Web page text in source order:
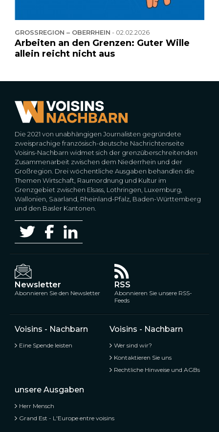
GROSSREGION – OBERRHEIN - 02.02.2026
Arbeiten an den Grenzen: Guter Wille
allein reicht nicht aus
Die 2021 von unabhängigen Journalisten gegründete
zweisprachige französisch-deutsche Nachrichtenseite
Voisins-Nachbarn widmet sich der grenzüberschreitenden
Zusammenarbeit zwischen dem Niederrhein und der
Großregion. Drei wöchentliche Ausgaben behandlen die
Themen Wirtschaft, Raumordnung und Kultur im
Grenzgebiet zwischen Elsass, Lothringen, Luxemburg,
Wallonien, Saarland, Rheinland-Pfalz, Baden-Württemberg
und den Basler Kantonen.
Newsletter
Abonnieren Sie den Newsletter
RSS
Abonnieren Sie unsere RSS-
Feeds
Voisins - Nachbarn
Eine Spende leisten
Voisins - Nachbarn
Wer sind wir?
Kontaktieren Sie uns
Rechtliche Hinweise und AGBs
unsere Ausgaben
Herr Mensch
Grand Est - L'Europe entre voisins